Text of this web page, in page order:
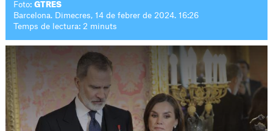
Foto:GTRES
Barcelona. Dimecres, 14 de febrer de 2024. 16:26
Temps de lectura: 2 minuts